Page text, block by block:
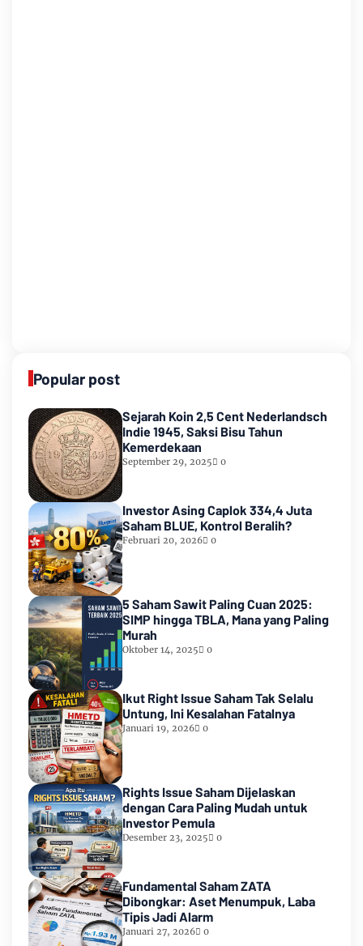
Popular post
Sejarah Koin 2,5 Cent Nederlandsch
Indie 1945, Saksi Bisu Tahun
Kemerdekaan
September 29, 2025 0
Investor Asing Caplok 334,4 Juta
Saham BLUE, Kontrol Beralih?
Februari 20, 2026 0
5 Saham Sawit Paling Cuan 2025:
SIMP hingga TBLA, Mana yang Paling
Murah
Oktober 14, 2025 0
Ikut Right Issue Saham Tak Selalu
Untung, Ini Kesalahan Fatalnya
Januari 19, 2026 0
Rights Issue Saham Dijelaskan
dengan Cara Paling Mudah untuk
Investor Pemula
Desember 23, 2025 0
Fundamental Saham ZATA
Dibongkar: Aset Menumpuk, Laba
Tipis Jadi Alarm
Januari 27, 2026 0